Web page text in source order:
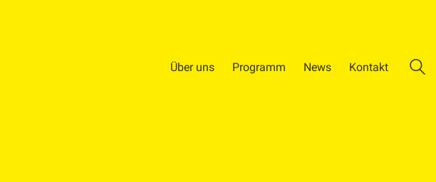
Über uns Programm News Kontakt